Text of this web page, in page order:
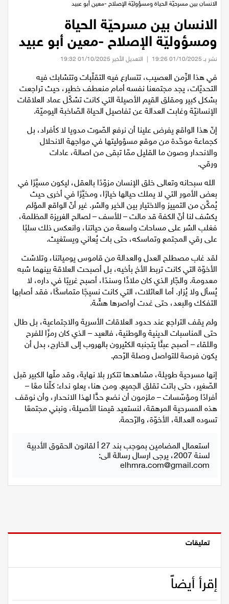
عيلبون
سخنين
عرابة
اخبار عالمية
رياضة
رياضة محلية
رياضة عالمية
تقارير خاصة
مقالات
مطبخ
صحة وطب
مجلة الحمرا
جمال وازياء
تكنولوجيا
فن
ستوديو انتخابات 2022
الرئيسية / مقالات وخواطر / معين أبو عبيد
/
الانسان بين مسرحيّة الحياة
ومسؤوليّة الإصلاح -معين أبو عبيد
في هذا الزّمن العصيب، تتسارع فيه التقلّبات وتتشابك فيه
التحديّات، يجد مجتمعنا نفسه أمام منعطف خطير، حيث تراجعت
بشكل كبير ومقلق القيم الأصيلة التي كانت تشكّل عماد العلاقات
إنّ هذا الواقع يفرض علينا أن نرفع الصّوت مدويا لا كأفراد، بل
كجماعة موحّدة من موقع مسؤوليتها في مواجهة الانحلال
والانحدار وصون ما القليل ممّا تبقى من اصالة، عادات
الله سبحانه وتعالى خلق الإنسان مزوّدًا بالعقل، ليكون مسيَّرًا في
بعض الأمور التي لا يملك حيالها خيارًا، ومخيَّرًا في أخرى حيث
يُمكَّن من التمييز والاختيار بين الخير والشر. غير أنّ الواقع المؤلم
يكشف لنا أنّ الكفة قد مالت – للأسف – لصالح الغريزة المظلمة،
فغلب الشر على مساحات واسعة من حياتنا، وانعكس ذلك سلبًا
لقد غاب مصطلح العدل والعدالة من قاموس يومياتنا، وتلاشت
الأخوّة التي كانت تربط الأخ بأخيه، بل أصبحت العلاقة بينهما شبه
معدومة. والجّار الذي كان ملاذًا وسندًا، أصبح غريبًا في داره، لا
يُسأل ولا يُزار. أما العائلات، التي كانت نسيجًا متماسكًا، فقد أصابها
ولم يقف التراجع عند حدود العلاقات الأسرية والاجتماعية، بل طال
حتى المناسبات الدينية والوطنية، فالعيد – الذي كان رمزًا للفرح
واللقاء – أصبح عبئًا يتجنبه الكثيرون بالهروب إلى الخارج، بدل أن
إنها مسرحية طويلة، مشاهدها تتكرر بلا نهاية، وقد ملّها الكبير قبل
الصّغير، حتى باتت تقلق الجميع. ومن هنا، يعلو نداء: كلّنا معًا –
أفرادًا ومؤسّسات – ملزمون أن نضع حدًّا لهذا الانحدار، وأن نوقف
هذه المسرحية المرهقة، لنستعيد قيمنا الأصيلة، ونبني مجتمعًا
استعمال المضامين بموجب بند 27 أ لقانون الحقوق الأدبية
لسنة 2007، يرجى ارسال رسالة الى:
إقرأ أيضاً